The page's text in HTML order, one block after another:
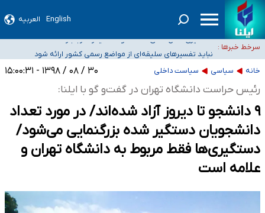
English العربیه
سرخط خبرها :
آمار خودکشی نسبت به سال‌های قبل افزایش نیافته است
دستگیری عامل اصلی حادثه فوت حمیدرضا رجب‌زاده
نباید تفسیرهای سلیقه‌ای از مواضع رسمی کشور ارائه شود
و کشورمان نیست/ نظام سلامت جلوی این رویه را بگیرد
ضرورت آموزش حریم خصوصی در فضای آنلاین در مدارس/ هزینه‌های سنگین
اجتماعی انتشار تصاویر خصوصی برای قربانیان/ سوءاستفاده مجرمان از ترس
رسوایی
خانه سیاسی سیاست داخلی ۳۰ / ۰۸ / ۱۳۹۸ - ۱۵:۰۰:۳۱
رئیس حراست دانشگاه تهران در گفت‌و گو با ایلنا:
۹ دانشجو تا دیروز آزاد شده‌اند/ در مورد تعداد
دانشجویان دستگیر شده بزرگنمایی می‌شود/
دستگیری‌ها فقط مربوط به دانشگاه تهران و
علامه است